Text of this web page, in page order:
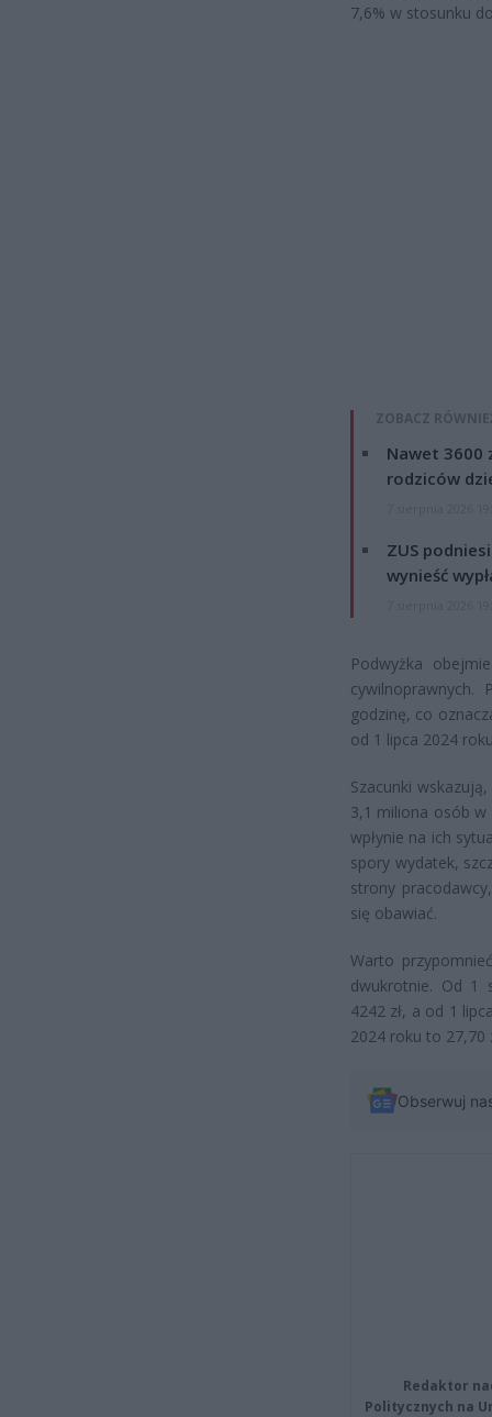
7,6% w stosunku
ZOBACZ
Nawet 3600
rodziców
ZUS
wynieść
Podwyżka
godzinę, co
od 1 lipca 2024
Szacunki
3,1 miliona osób w
wpłynie na ich
spory wydatek,
strony
się obawiać.
Warto
dwukrotnie. Od 1
4242 zł, a od 1
2024 roku to 27,70
Obserwuj
Redaktor
Politycznych na